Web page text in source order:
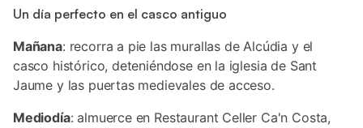
Un día perfecto en el casco antiguo
Mañana: recorra a pie las murallas de Alcúdia y el
casco histórico, deteniéndose en la iglesia de Sant
Jaume y las puertas medievales de acceso.
Mediodía: almuerce en Restaurant Celler Ca'n Costa,